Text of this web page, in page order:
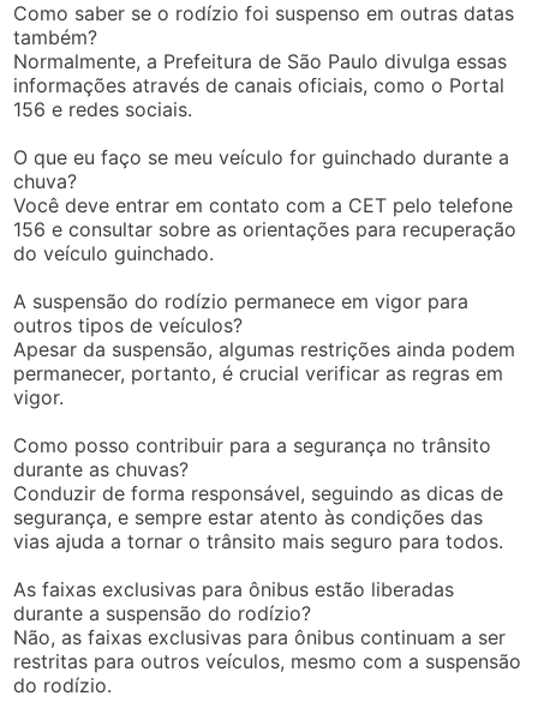
Como saber se o rodízio foi suspenso em outras datas
também?
Normalmente, a Prefeitura de São Paulo divulga essas
informações através de canais oficiais, como o Portal
156 e redes sociais.
O que eu faço se meu veículo for guinchado durante a
chuva?
Você deve entrar em contato com a CET pelo telefone
156 e consultar sobre as orientações para recuperação
do veículo guinchado.
A suspensão do rodízio permanece em vigor para
outros tipos de veículos?
Apesar da suspensão, algumas restrições ainda podem
permanecer, portanto, é crucial verificar as regras em
vigor.
Como posso contribuir para a segurança no trânsito
durante as chuvas?
Conduzir de forma responsável, seguindo as dicas de
segurança, e sempre estar atento às condições das
vias ajuda a tornar o trânsito mais seguro para todos.
As faixas exclusivas para ônibus estão liberadas
durante a suspensão do rodízio?
Não, as faixas exclusivas para ônibus continuam a ser
restritas para outros veículos, mesmo com a suspensão
do rodízio.